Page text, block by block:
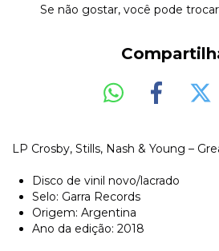
Se não gostar, você pode
LP Crosby, Stills, Nash & Young –
Disco de vinil novo/lacrado
Selo: Garra Records
Origem: Argentina
Ano da edição: 2018